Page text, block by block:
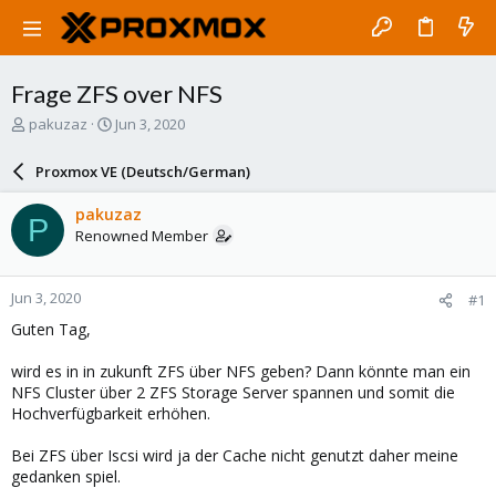
Frage ZFS over NFS
T
a
d
s
t
a
r
t
e
pakuzaz
S
a
r
d
a
e
Jun 3, 2020
Proxmox VE (Deutsch/German)
P pakuzaz
Renowned Member
Jun 3, 2020 #1
Guten Tag,
wird es in in zukunft ZFS über NFS geben? Dann könnte man ein
NFS Cluster über 2 ZFS Storage Server spannen und somit die
Hochverfügbarkeit erhöhen.
Bei ZFS über Iscsi wird ja der Cache nicht genutzt daher meine
gedanken spiel.